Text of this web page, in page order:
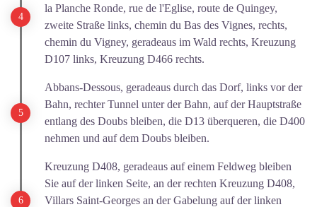
la Planche Ronde, rue de l'Eglise, route de Quingey,
zweite Straße links, chemin du Bas des Vignes, rechts,
chemin du Vigney, geradeaus im Wald rechts, Kreuzung
D107 links, Kreuzung D466 rechts.
Abbans-Dessous, geradeaus durch das Dorf, links vor der
Bahn, rechter Tunnel unter der Bahn, auf der Hauptstraße
entlang des Doubs bleiben, die D13 überqueren, die D400
nehmen und auf dem Doubs bleiben.
Kreuzung D408, geradeaus auf einem Feldweg bleiben
Sie auf der linken Seite, an der rechten Kreuzung D408,
Villars Saint-Georges an der Gabelung auf der linken